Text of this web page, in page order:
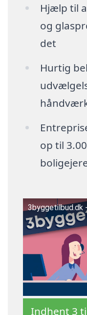
Hjælp til
og
det
Hurtig
op til
3byggetilbud.dk
Indhent 3